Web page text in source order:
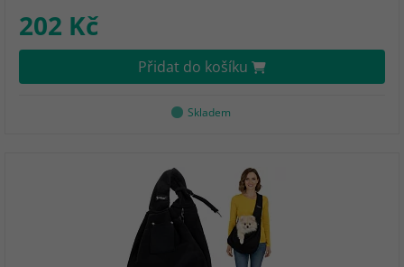
202 Kč
Přidat do košíku
Skladem